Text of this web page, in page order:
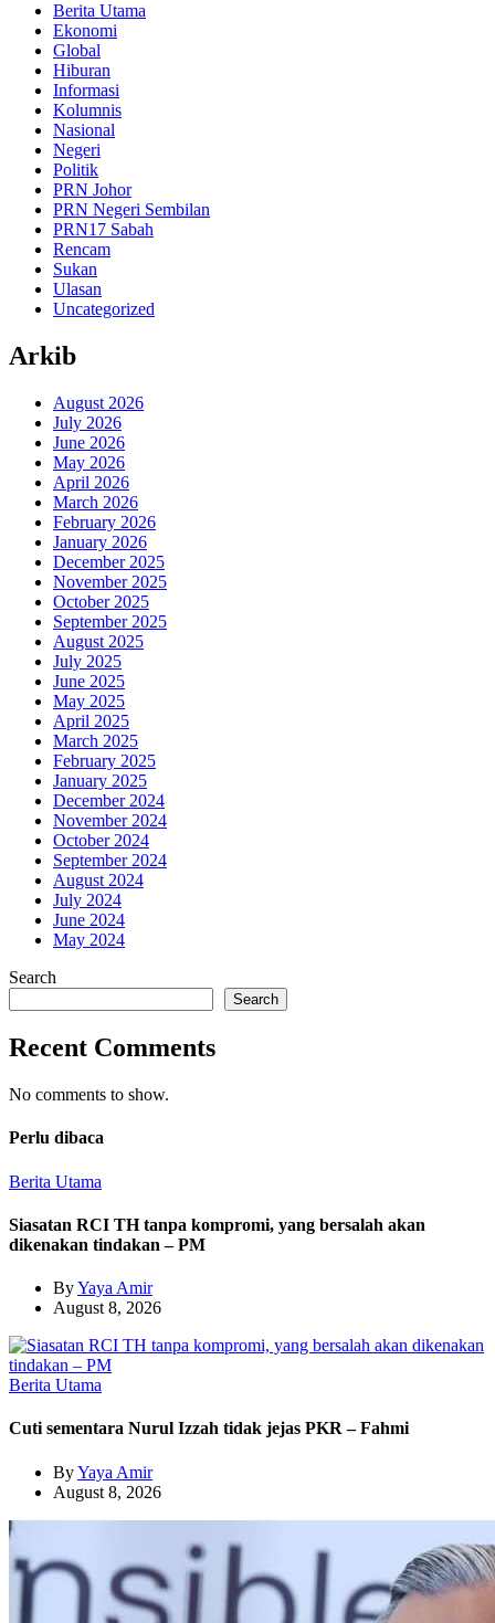
Berita Utama
Ekonomi
Global
Hiburan
Informasi
Kolumnis
Nasional
Negeri
Politik
PRN Johor
PRN Negeri Sembilan
PRN17 Sabah
Rencam
Sukan
Ulasan
Uncategorized
Arkib
August 2026
July 2026
June 2026
May 2026
April 2026
March 2026
February 2026
January 2026
December 2025
November 2025
October 2025
September 2025
August 2025
July 2025
June 2025
May 2025
April 2025
March 2025
February 2025
January 2025
December 2024
November 2024
October 2024
September 2024
August 2024
July 2024
June 2024
May 2024
Search
Search
Recent Comments
No comments to show.
Perlu dibaca
Berita Utama
Siasatan RCI TH tanpa kompromi, yang bersalah akan
dikenakan tindakan – PM
ByYaya Amir
August 8, 2026
Berita Utama
Cuti sementara Nurul Izzah tidak jejas PKR – Fahmi
ByYaya Amir
August 8, 2026